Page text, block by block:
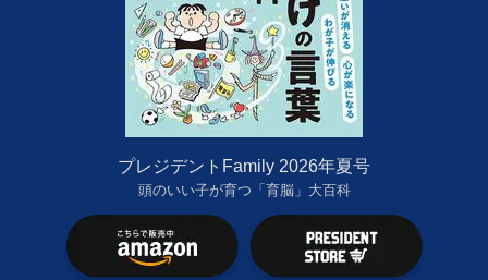
プレジデントFamily 2026年夏号
頭のいい子が育つ「育脳」大百科